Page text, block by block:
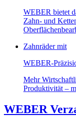
WEBER bietet
Zahn- und
Zahnräder mit
WEBER-
Mehr
Produktivität –
WEBER